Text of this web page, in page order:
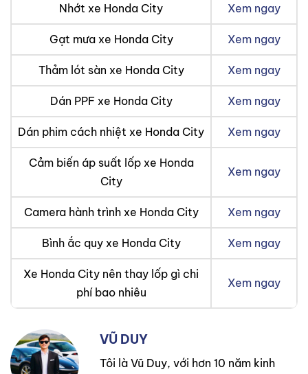
Nhớt xe Honda City Xem ngay
Gạt mưa xe Honda City Xem ngay
Thảm lót sàn xe Honda City Xem ngay
Dán PPF xe Honda City Xem ngay
Dán phim cách nhiệt xe Honda City Xem ngay
Cảm biến áp suất lốp xe Honda
City
Xem ngay
Camera hành trình xe Honda City Xem ngay
Bình ắc quy xe Honda City Xem ngay
Xe Honda City nên thay lốp gì chi
phí bao nhiêu
Xem ngay
VŨ DUY
Tôi là Vũ Duy, với hơn 10 năm kinh